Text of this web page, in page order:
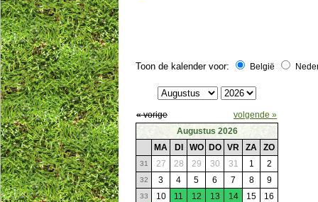
Toon de kalender voor: België
« vorige
volgende »
Augustus 2026
MA
DI WO DO VR ZA ZO
31 27 28 29 30 31 1 2
32 3 4 5 6 7 8 9
33 10 11 12 13 14 15 16